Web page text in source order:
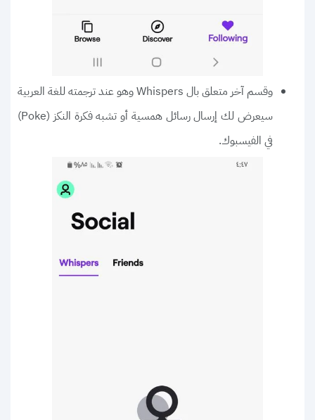
وقسم آخر متعلق بال Whispers وهو عند ترجمته للغة العربية
سيعرض لك إرسال رسائل همسية أو تشبه فكرة النكز (Poke)
في الفيسبوك.